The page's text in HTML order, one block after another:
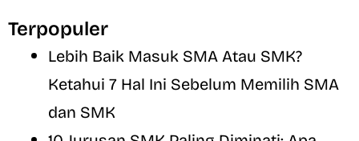
Terpopuler
Lebih Baik Masuk SMA Atau SMK?
Ketahui 7 Hal Ini Sebelum Memilih SMA
dan SMK